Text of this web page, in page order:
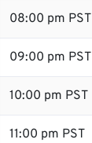
08:00 pm PST
09:00 pm PST
10:00 pm PST
11:00 pm PST